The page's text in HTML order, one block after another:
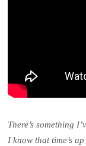
There’s something
I know that time’s